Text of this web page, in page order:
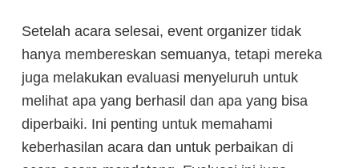
Setelah acara selesai, event organizer tidak
hanya membereskan semuanya, tetapi mereka
juga melakukan evaluasi menyeluruh untuk
melihat apa yang berhasil dan apa yang bisa
diperbaiki. Ini penting untuk memahami
keberhasilan acara dan untuk perbaikan di